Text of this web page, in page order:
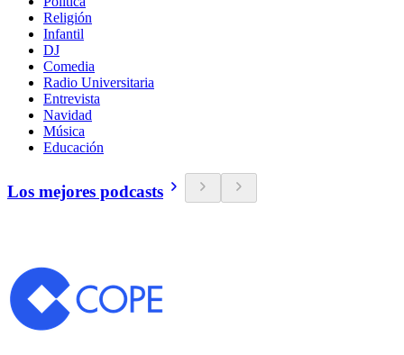
Religión
Infantil
DJ
Comedia
Radio Universitaria
Entrevista
Navidad
Música
Educación
Los mejores podcasts